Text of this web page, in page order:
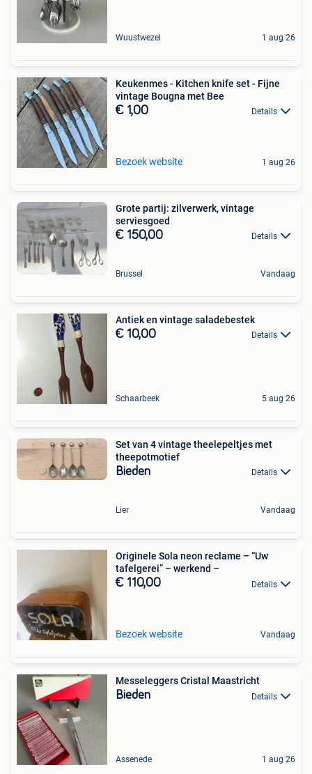
Wuustwezel 1 aug 26
Keukenmes - Kitchen knife set - Fijne
vintage Bougna met Bee
€ 1,00 Details
Bezoek website 1 aug 26
Grote partij: zilverwerk, vintage
serviesgoed
€ 150,00 Details
Brussel Vandaag
Antiek en vintage saladebestek
€ 10,00 Details
Schaarbeek 5 aug 26
Set van 4 vintage theelepeltjes met
theepotmotief
Bieden Details
Lier Vandaag
Originele Sola neon reclame – “Uw
tafelgerei” – werkend –
€ 110,00 Details
Bezoek website Vandaag
Messeleggers Cristal Maastricht
Bieden Details
Assenede 1 aug 26